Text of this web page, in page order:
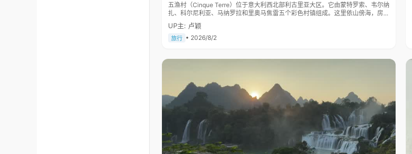
五渔村（Cinque Terre）位于意大利西北部利古里亚大区。它由蒙特罗索、韦尔纳
扎、科尔尼利亚、马纳罗拉和里奥马焦雷五个彩色村镇组成。这里依山傍海，房屋
色彩斑斓，1997年被列为世界文化遗产。
UP主: 卢颖
旅行 • 2026/8/2